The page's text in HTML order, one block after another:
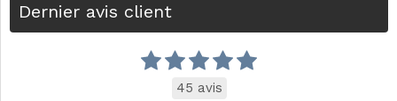
Dernier avis client
45 avis